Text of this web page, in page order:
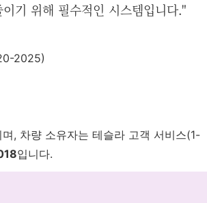
기 위해 필수적인 시스템입니다."
2025)
, 차량 소유자는 테슬라 고객 서비스(1-
입니다.